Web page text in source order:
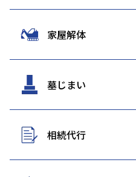
家屋解体
墓じまい
相続代行